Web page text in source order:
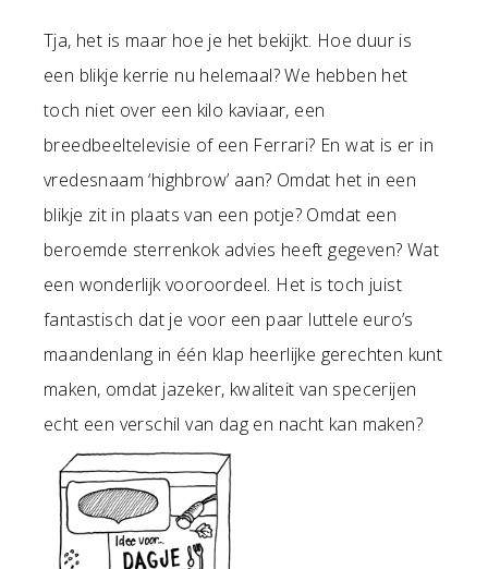
Tja, het is maar hoe je het bekijkt. Hoe duur is
een blikje kerrie nu helemaal? We hebben het
toch niet over een kilo kaviaar, een
breedbeeltelevisie of een Ferrari? En wat is er in
vredesnaam ‘highbrow’ aan? Omdat het in een
blikje zit in plaats van een potje? Omdat een
beroemde sterrenkok advies heeft gegeven? Wat
een wonderlijk vooroordeel. Het is toch juist
fantastisch dat je voor een paar luttele euro’s
maandenlang in één klap heerlijke gerechten kunt
maken, omdat jazeker, kwaliteit van specerijen
echt een verschil van dag en nacht kan maken?